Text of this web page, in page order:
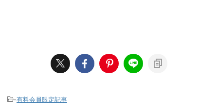
-有料会員限定記事